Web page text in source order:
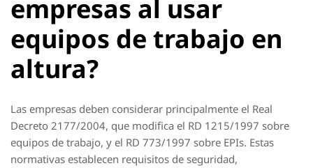
empresas al usar
equipos de trabajo en
altura?
Las empresas deben considerar principalmente el Real
Decreto 2177/2004, que modifica el RD 1215/1997 sobre
equipos de trabajo, y el RD 773/1997 sobre EPIs. Estas
normativas establecen requisitos de seguridad,